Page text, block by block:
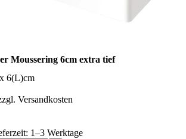
Moussering 6cm extra tief
6(L)cm
Versandkosten
1–3 Werktage